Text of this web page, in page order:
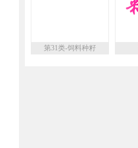
第31类-饲料种籽